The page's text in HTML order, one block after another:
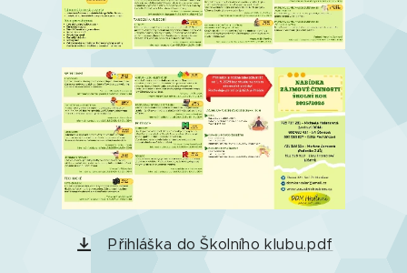
Přihláška do Školního klubu.pdf